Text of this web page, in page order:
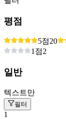
평점
5점20
1점2
일반
텍스트만
필터
1